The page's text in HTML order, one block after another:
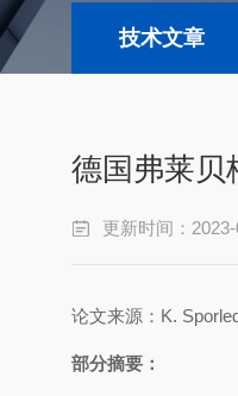
技术文章
德国弗莱贝
更新时间：
论文来源： K.
部分摘要：